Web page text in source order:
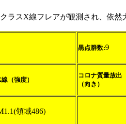
ラスX線フレアが観測され、依然
黒点群数:9
（強度）
コロナ質量放出
（向き）
領域486)